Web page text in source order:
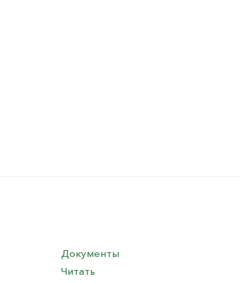
Документы
Читать